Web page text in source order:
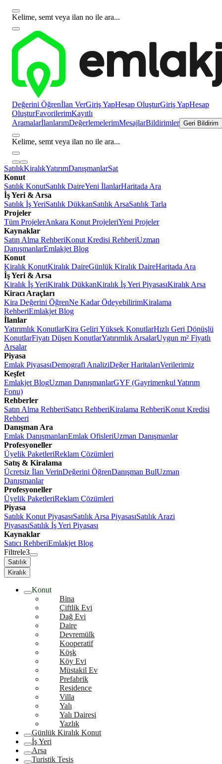
Kelime, semt veya ilan no ile ara...
Değerini Öğrenİlan VerGiriş YapHesap OluşturGiriş YapHesap
OluşturFavorilerimKayıtlı
AramalarİlanlarımDeğerlemelerimMesajlarBildirimler Geri Bildirim
Kelime, semt veya ilan no ile ara...
SatılıkKiralıkYatırımDanışmanlarSat
Konut
Satılık KonutSatılık DaireYeni İlanlarHaritada Ara
İş Yeri & Arsa
Satılık İş YeriSatılık DükkanSatılık ArsaSatılık Tarla
Projeler
Tüm ProjelerAnkara Konut ProjeleriYeni Projeler
Kaynaklar
Satın Alma RehberiKonut Kredisi RehberiUzman
DanışmanlarEmlakjet Blog
Konut
Kiralık KonutKiralık DaireGünlük Kiralık DaireHaritada Ara
İş Yeri & Arsa
Kiralık İş YeriKiralık DükkanKiralık İş Yeri PiyasasıKiralık Arsa
Kiracı Araçları
Kira Değerini ÖğrenNe Kadar ÖdeyebilirimKiralama
RehberiEmlakjet Blog
İlanlar
Yatırımlık KonutlarKira Geliri Yüksek KonutlarHızlı Geri Dönüşlü
KonutlarFiyatı Düşen KonutlarYatırımlık ArsalarUygun m² Fiyatlı
Arsalar
Piyasa
Emlak PiyasasıDemografi AnaliziDeğer HaritalarıVerilerimiz
Keşfet
Emlakjet BlogUzman DanışmanlarGYF (Gayrimenkul Yatırım
Fonu)
Rehberler
Satın Alma RehberiSatıcı RehberiKiralama RehberiKonut Kredisi
Rehberi
Danışman Ara
Emlak DanışmanlarıEmlak OfisleriUzman Danışmanlar
Profesyoneller
Üyelik PaketleriReklam Çözümleri
Satış & Kiralama
Ücretsiz İlan VerinDeğerini ÖğrenDanışman BulUzman
Danışmanlar
Profesyoneller
Üyelik PaketleriReklam Çözümleri
Piyasa
Satılık Konut PiyasasıSatılık Arsa PiyasasıSatılık Arazi
PiyasasıSatılık İş Yeri Piyasası
Kaynaklar
Satıcı RehberiEmlakjet Blog
Filtrele3
Satılık
Kiralık
Konut
Bina
Çiftlik Evi
Dağ Evi
Daire
Devremülk
Kooperatif
Köşk
Köy Evi
Müstakil Ev
Prefabrik
Residence
Villa
Yalı
Yalı Dairesi
Yazlık
Günlük Kiralık Konut
İş Yeri
Arsa
Turistik Tesis